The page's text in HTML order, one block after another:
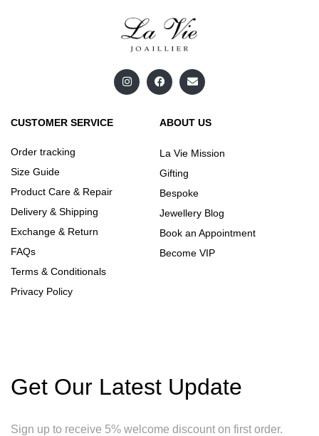
CUSTOMER SERVICE
Order tracking
Size Guide
Product Care & Repair
Delivery & Shipping
Exchange & Return
FAQs
Terms & Conditionals
Privacy Policy
ABOUT US
La Vie Mission
Gifting
Bespoke
Jewellery Blog
Book an Appointment
Become VIP
Get Our Latest Update
Sign up to receive 5% welcome discount on first order.